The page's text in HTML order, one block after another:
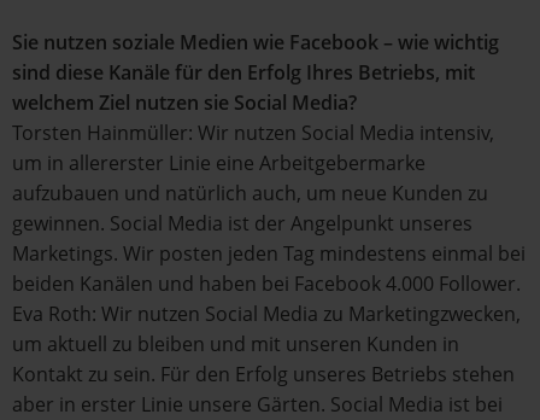
Sie nutzen soziale Medien wie Facebook – wie wichtig
sind diese Kanäle für den Erfolg Ihres Betriebs, mit
welchem Ziel nutzen sie Social Media?
Torsten Hainmüller: Wir nutzen Social Media intensiv,
um in allererster Linie eine Arbeitgebermarke
aufzubauen und natürlich auch, um neue Kunden zu
gewinnen. Social Media ist der Angelpunkt unseres
Marketings. Wir posten jeden Tag mindestens einmal bei
beiden Kanälen und haben bei Facebook 4.000 Follower.
Eva Roth: Wir nutzen Social Media zu Marketingzwecken,
um aktuell zu bleiben und mit unseren Kunden in
Kontakt zu sein. Für den Erfolg unseres Betriebs stehen
aber in erster Linie unsere Gärten. Social Media ist bei